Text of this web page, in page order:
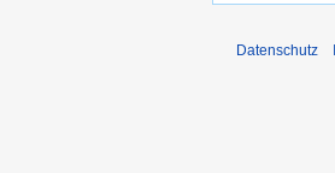
Datenschutz